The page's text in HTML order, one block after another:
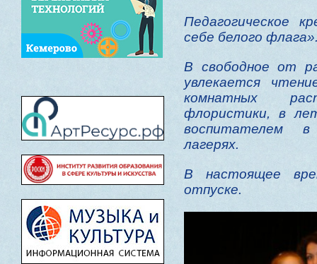
Педагогическое
себе белого
В свободное от
увлекается
комнатных
флористики, в
воспитателем в
лагерях.
В настоящее
отпуске.